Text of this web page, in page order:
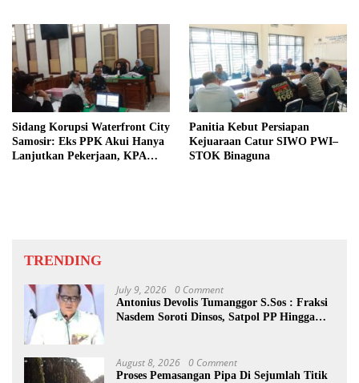
Sidang Korupsi Waterfront City
Samosir: Eks PPK Akui Hanya
Lanjutkan Pekerjaan, KPA
Panitia Kebut Persiapan
Kejuaraan Catur SIWO PWI–
STOK Binaguna
TRENDING
July 9, 2026 0 Comment
Antonius Devolis Tumanggor S.Sos : Fraksi
Nasdem Soroti Dinsos, Satpol PP Hingga
August 8, 2026 0 Comment
Proses Pemasangan Pipa Di Sejumlah Titik